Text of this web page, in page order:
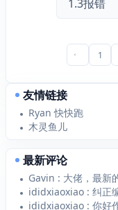
1.3报错
前一页 1
友情链接
Ryan 快快跑
木灵鱼儿
最新评论
ididxiaoxiao : 纠正